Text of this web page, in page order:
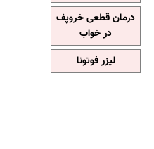
درمان قطعی خروپف
در خواب
لیزر فوتونا